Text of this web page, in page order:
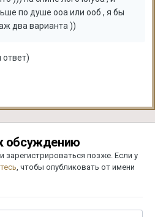
по душе ооа или ооб , я бы
два варианта ))
ответ)
обсуждению
зарегистрироваться позже. Если у
, чтобы опубликовать от имени